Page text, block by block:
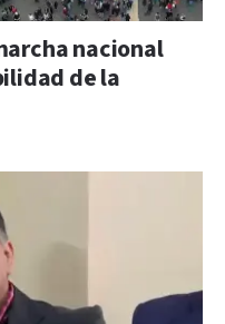
nacional
de la